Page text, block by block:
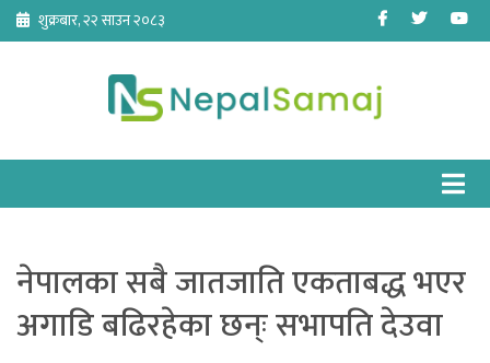
Skip
content
शुक्रबार, २२ साउन २०८३ Facebook
Twitter
नेपालका सबै जातजाति एकताबद्ध भएर
अगाडि बढिरहेका छन्ः सभापति देउवा